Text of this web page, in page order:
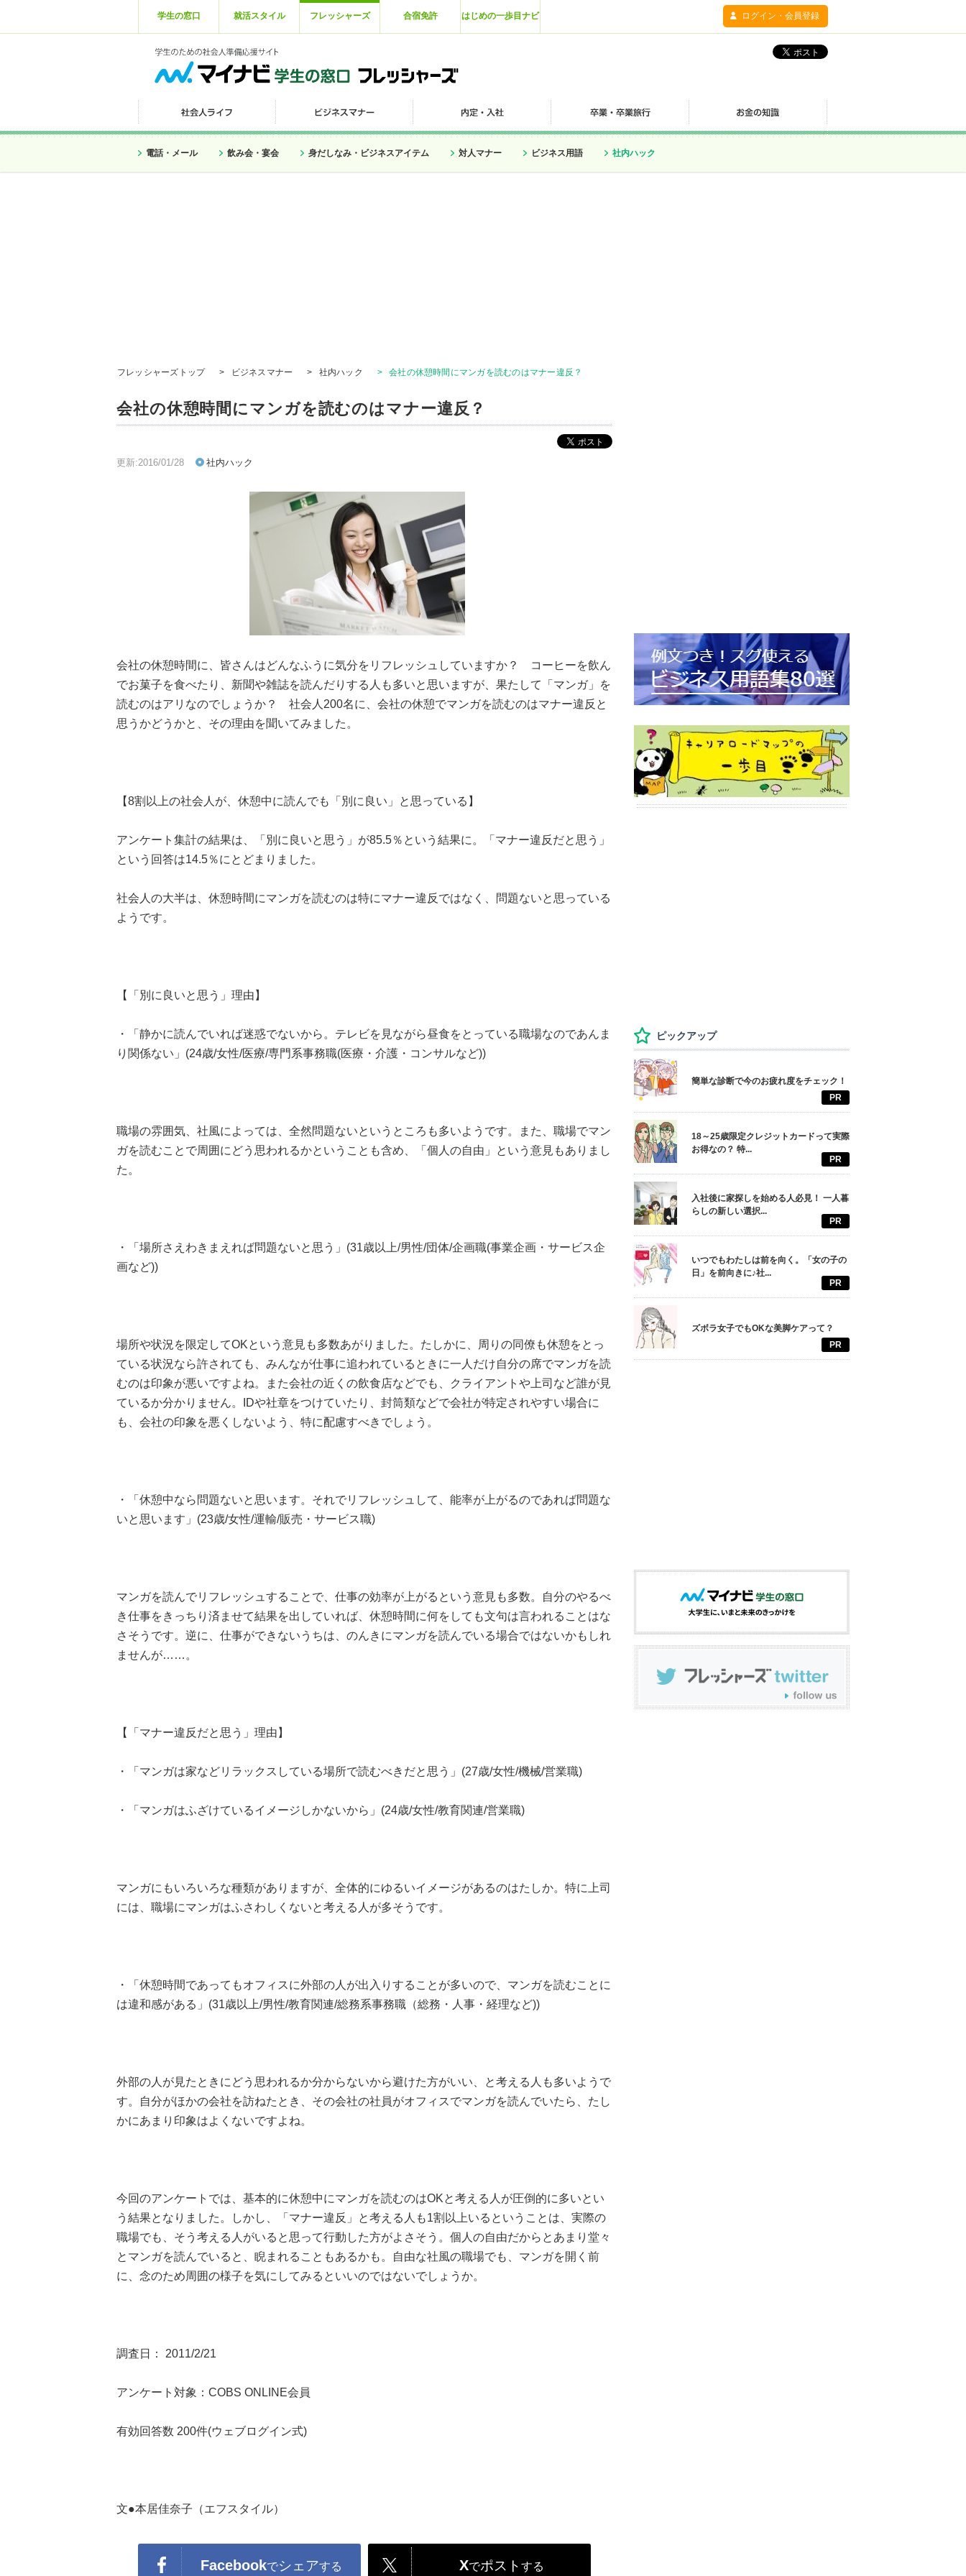
学生の窓口 就活スタイル フレッシャーズ 合宿免許 はじめの一歩目ナビ ログイン・会員登録
電話・メール 飲み会・宴会 身だしなみ・ビジネスアイテム 対人マナー ビジネス用語 社内ハック
フレッシャーズトップ > ビジネスマナー > 社内ハック > 会社の休憩時間にマンガを読むのはマナー違反？
会社の休憩時間にマンガを読むのはマナー違反？
更新:2016/01/28 社内ハック
会社の休憩時間に、皆さんはどんなふうに気分をリフレッシュしていますか？ コーヒーを飲ん
でお菓子を食べたり、新聞や雑誌を読んだりする人も多いと思いますが、果たして「マンガ」を
読むのはアリなのでしょうか？ 社会人200名に、会社の休憩でマンガを読むのはマナー違反と
思うかどうかと、その理由を聞いてみました。
【8割以上の社会人が、休憩中に読んでも「別に良い」と思っている】
アンケート集計の結果は、「別に良いと思う」が85.5％という結果に。「マナー違反だと思う」
という回答は14.5％にとどまりました。
社会人の大半は、休憩時間にマンガを読むのは特にマナー違反ではなく、問題ないと思っている
ようです。
【「別に良いと思う」理由】
・「静かに読んでいれば迷惑でないから。テレビを見ながら昼食をとっている職場なのであんま
り関係ない」(24歳/女性/医療/専門系事務職(医療・介護・コンサルなど))
職場の雰囲気、社風によっては、全然問題ないというところも多いようです。また、職場でマン
ガを読むことで周囲にどう思われるかということも含め、「個人の自由」という意見もありまし
た。
・「場所さえわきまえれば問題ないと思う」(31歳以上/男性/団体/企画職(事業企画・サービス企
画など))
場所や状況を限定してOKという意見も多数あがりました。たしかに、周りの同僚も休憩をとっ
ている状況なら許されても、みんなが仕事に追われているときに一人だけ自分の席でマンガを読
むのは印象が悪いですよね。また会社の近くの飲食店などでも、クライアントや上司など誰が見
ているか分かりません。IDや社章をつけていたり、封筒類などで会社が特定されやすい場合に
も、会社の印象を悪くしないよう、特に配慮すべきでしょう。
・「休憩中なら問題ないと思います。それでリフレッシュして、能率が上がるのであれば問題な
いと思います」(23歳/女性/運輸/販売・サービス職)
マンガを読んでリフレッシュすることで、仕事の効率が上がるという意見も多数。自分のやるべ
き仕事をきっちり済ませて結果を出していれば、休憩時間に何をしても文句は言われることはな
さそうです。逆に、仕事ができないうちは、のんきにマンガを読んでいる場合ではないかもしれ
ませんが……。
【「マナー違反だと思う」理由】
・「マンガは家などリラックスしている場所で読むべきだと思う」(27歳/女性/機械/営業職)
・「マンガはふざけているイメージしかないから」(24歳/女性/教育関連/営業職)
マンガにもいろいろな種類がありますが、全体的にゆるいイメージがあるのはたしか。特に上司
には、職場にマンガはふさわしくないと考える人が多そうです。
・「休憩時間であってもオフィスに外部の人が出入りすることが多いので、マンガを読むことに
は違和感がある」(31歳以上/男性/教育関連/総務系事務職（総務・人事・経理など))
外部の人が見たときにどう思われるか分からないから避けた方がいい、と考える人も多いようで
す。自分がほかの会社を訪ねたとき、その会社の社員がオフィスでマンガを読んでいたら、たし
かにあまり印象はよくないですよね。
今回のアンケートでは、基本的に休憩中にマンガを読むのはOKと考える人が圧倒的に多いとい
う結果となりました。しかし、「マナー違反」と考える人も1割以上いるということは、実際の
職場でも、そう考える人がいると思って行動した方がよさそう。個人の自由だからとあまり堂々
とマンガを読んでいると、睨まれることもあるかも。自由な社風の職場でも、マンガを開く前
に、念のため周囲の様子を気にしてみるといいのではないでしょうか。
調査日： 2011/2/21
アンケート対象：COBS ONLINE会員
有効回答数 200件(ウェブログイン式)
文●本居佳奈子（エフスタイル）
Facebookでシェアする Xでポスト する
ピックアップ
簡単な診断で今のお疲れ度をチェック！
PR
18～25歳限定クレジットカードって実際
お得なの？ 特...
PR
入社後に家探しを始める人必見！ 一人暮
らしの新しい選択...
PR
いつでもわたしは前を向く。「女の子の
日」を前向きに♪社...
PR
ズボラ女子でもOKな美脚ケアって？
PR